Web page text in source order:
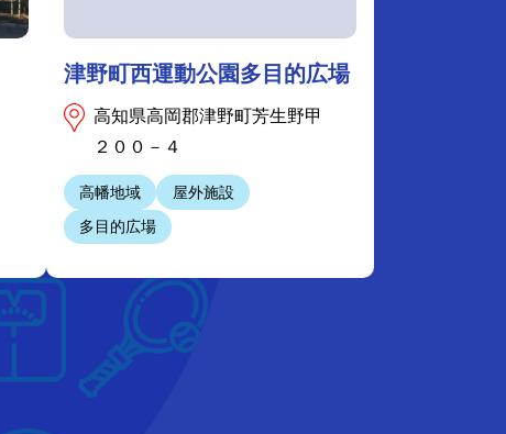
津野町西運動公園多目的広場
高知県高岡郡津野町芳生野甲
２００－４
高幡地域
屋外施設
多目的広場